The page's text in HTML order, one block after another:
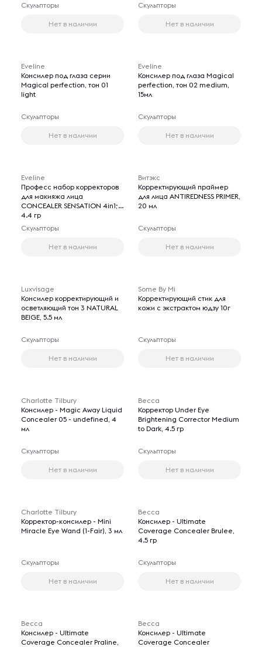
Скульпторы
Нет в наличии
Скульпторы
Нет в наличии
Eveline
Консилер под глаза серии
Magical perfection, тон 01
light
Скульпторы
Нет в наличии
Eveline
Консилер под глаза Magical
perfection, тон 02 medium,
15мл
Скульпторы
Нет в наличии
Eveline
Професс набор корректоров
для макияжа лица
CONCEALER SENSATION 4in1;
4.4 гр
Скульпторы
Нет в наличии
Витэкс
Корректирующий праймер
для лица ANTIREDNESS PRIMER,
20 мл
Скульпторы
Нет в наличии
Luxvisage
Консилер корректирующий и
осветляющий тон 3 NATURAL
BEIGE, 5.5 мл
Скульпторы
Нет в наличии
Some By Mi
Корректирующий стик для
кожи с экстрактом юдзу 10г
Скульпторы
Нет в наличии
Charlotte Tilbury
Консилер - Magic Away Liquid
Concealer 05 - undefined, 4
мл
Скульпторы
Нет в наличии
Becca
Корректор Under Eye
Brightening Corrector Medium
to Dark, 4.5 гр
Скульпторы
Нет в наличии
Charlotte Tilbury
Корректор-консилер - Mini
Miracle Eye Wand (1-Fair), 3 мл
Скульпторы
Нет в наличии
Becca
Консилер - Ultimate
Coverage Concealer Brulee,
4.5 гр
Скульпторы
Нет в наличии
Becca
Консилер - Ultimate
Coverage Concealer Praline,
Becca
Консилер - Ultimate
Coverage Concealer